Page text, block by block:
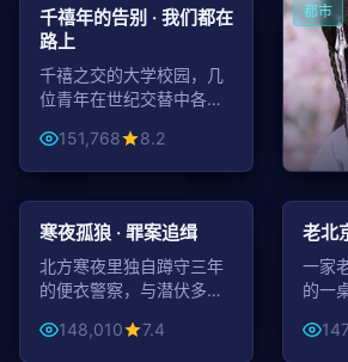
年代
千禧年的告别 · 我们都在
路上
千禧之交的大学校园，几
位青年在世纪交替中各自
过去。
151,768 8.2
都市
深圳
三个
车库
给所
动作
99:14
寒夜孤狼 · 罪案追缉
北方寒夜里独自蹲守三年
的便衣警察，与潜伏多年
148,010 7.4
都市
老北
一家
的一
又辛